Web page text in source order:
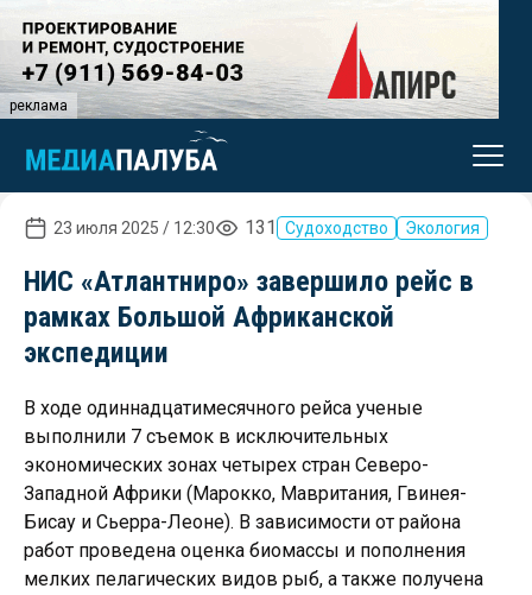
реклама
23 июля 2025 / 12:30 131 Судоходство Экология
НИС «Атлантниро» завершило рейс в
рамках Большой Африканской
экспедиции
В ходе одиннадцатимесячного рейса ученые
выполнили 7 съемок в исключительных
экономических зонах четырех стран Северо-
Западной Африки (Марокко, Мавритания, Гвинея-
Бисау и Сьерра-Леоне). В зависимости от района
работ проведена оценка биомассы и пополнения
мелких пелагических видов рыб, а также получена